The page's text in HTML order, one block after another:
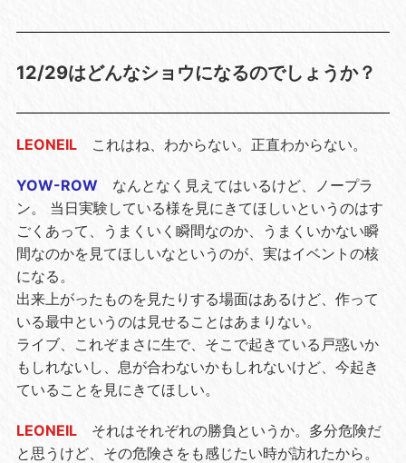
12/29はどんなショウになるのでしょうか？
LEONEIL これはね、わからない。正直わからない。
YOW-ROW なんとなく見えてはいるけど、ノープラ
ン。 当日実験している様を見にきてほしいというのはす
ごくあって、うまくいく瞬間なのか、うまくいかない瞬
間なのかを見てほしいなというのが、実はイベントの核
になる。
出来上がったものを見たりする場面はあるけど、作って
いる最中というのは見せることはあまりない。
ライブ、これぞまさに生で、そこで起きている戸惑いか
もしれないし、息が合わないかもしれないけど、今起き
ていることを見にきてほしい。
LEONEIL それはそれぞれの勝負というか。多分危険だ
と思うけど、その危険さをも感じたい時が訪れたから。